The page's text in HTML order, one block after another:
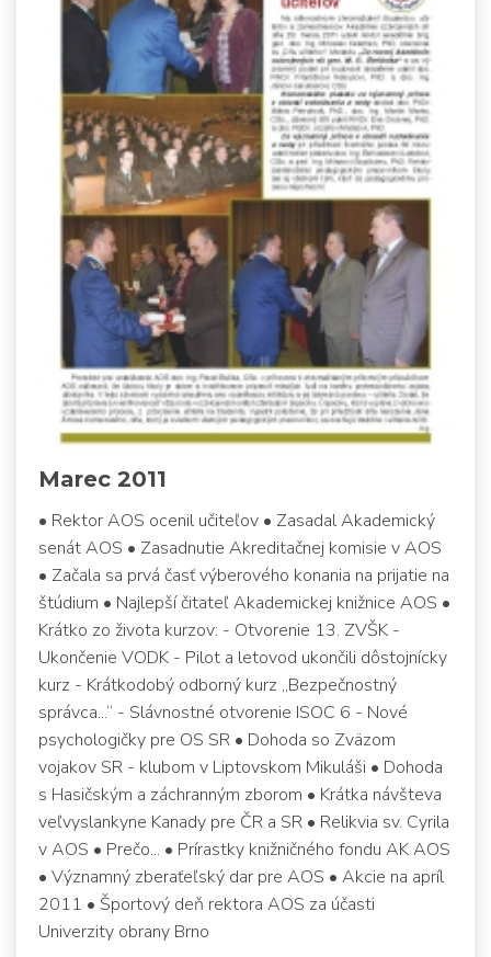
Marec 2011
• Rektor AOS ocenil učiteľov • Zasadal Akademický
senát AOS • Zasadnutie Akreditačnej komisie v AOS
• Začala sa prvá časť výberového konania na prijatie na
štúdium • Najlepší čitateľ Akademickej knižnice AOS •
Krátko zo života kurzov: - Otvorenie 13. ZVŠK -
Ukončenie VODK - Pilot a letovod ukončili dôstojnícky
kurz - Krátkodobý odborný kurz „Bezpečnostný
správca...“ - Slávnostné otvorenie ISOC 6 - Nové
psychologičky pre OS SR • Dohoda so Zväzom
vojakov SR - klubom v Liptovskom Mikuláši • Dohoda
s Hasičským a záchranným zborom • Krátka návšteva
veľvyslankyne Kanady pre ČR a SR • Relikvia sv. Cyrila
v AOS • Prečo... • Prírastky knižničného fondu AK AOS
• Významný zberaťeľský dar pre AOS • Akcie na apríl
2011 • Športový deň rektora AOS za účasti
Univerzity obrany Brno